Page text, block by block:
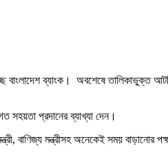
বাংলাদেশ ব্যাংক। অবশেষে তালিকাভুক্ত
সহয়তা প্রদানের ব্যাখ্যা দেন।
বাণিজ্য মন্ত্রীসহ অনেকেই সময়